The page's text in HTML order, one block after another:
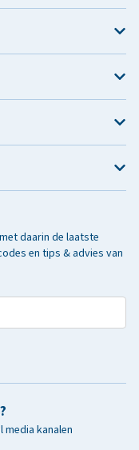
daarin de laatste
en tips & advies van
kanalen